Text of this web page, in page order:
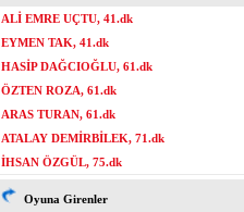
ALİ EMRE UÇTU, 41.dk
EYMEN TAK, 41.dk
HASİP DAĞCIOĞLU, 61.dk
ÖZTEN ROZA, 61.dk
ARAS TURAN, 61.dk
ATALAY DEMİRBİLEK, 71.dk
İHSAN ÖZGÜL, 75.dk
Oyuna Girenler